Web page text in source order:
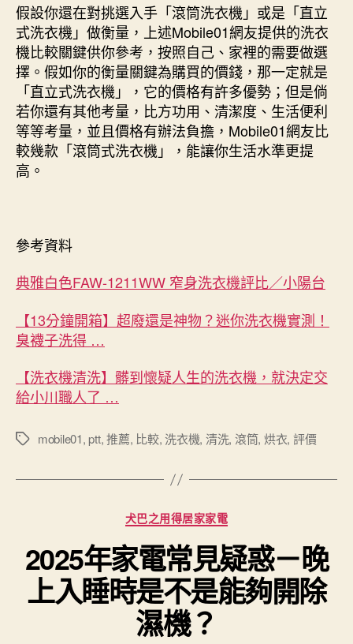
假設你還在對挑選入手「滾筒洗衣機」或是「直立
式洗衣機」做衡量，上述Mobile01網友提供的洗衣
機比較關鍵供你參考，按照自己、家裡的需要做選
擇。假如你的衡量關鍵為購買的價錢，那一定就是
「直立式洗衣機」，它的價格有許多優勢；但是倘
若你還有其他考量，比方功用、清潔度、生活便利
等等考量，並且價格有辦法負擔，Mobile01網友比
較幾款「滾筒式洗衣機」，能讓你生活水準更提
高。
參考資料
典雅白色FAW-1211WW 窄身洗衣機評比／小陽台
【13分鐘開箱】超廢還是神物？迷你洗衣機實測！
臭襪子洗得 …
【洗衣機清洗】髒到懷疑人生的洗衣機，就決定交
給小川職人了 …
標
mobile01,ptt,推薦, 比較,洗衣機, 清洗, 滾筒, 烘衣, 評價
分
類
犬巴之用得居家家電
2025年家電常見疑惑－晚
上入睡時是不是能夠開除
濕機？